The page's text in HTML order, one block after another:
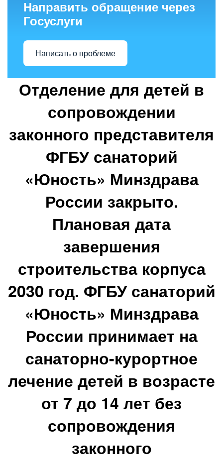
Направить обращение через
Госуслуги
Написать о проблеме
Отделение для детей в
сопровождении
законного представителя
ФГБУ санаторий
«Юность» Минздрава
России закрыто.
Плановая дата
завершения
строительства корпуса
2030 год. ФГБУ санаторий
«Юность» Минздрава
России принимает на
санаторно-курортное
лечение детей в возрасте
от 7 до 14 лет без
сопровождения
законного